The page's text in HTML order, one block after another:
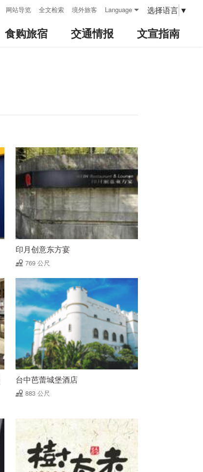
网站导览 全文检索 境外旅客 Language 选择语言 ▼
食购旅宿 交通情报 文宣指南
印月创意东方宴
769 公尺
台中芭蕾城堡酒店
883 公尺